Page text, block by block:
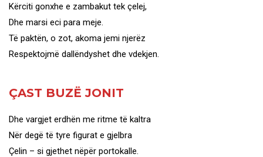
Kërciti gonxhe e zambakut tek çelej,
Dhe marsi eci para meje.
Të paktën, o zot, akoma jemi njerëz
Respektojmë dallëndyshet dhe vdekjen.
ÇAST BUZË JONIT
Dhe vargjet erdhën me ritme të kaltra
Nër degë të tyre figurat e gjelbra
Çelin – si gjethet nëpër portokalle.